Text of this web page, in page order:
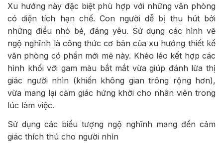
Xu hướng này đặc biệt phù hợp với những văn phòng
có diện tích hạn chế. Con người dễ bị thu hút bởi
những điều nhỏ bé, đáng yêu. Sử dụng các hình vẽ
ngộ nghĩnh là công thức cơ bản của xu hướng thiết kế
văn phòng có phần mới mẻ này. Khéo léo kết hợp các
hình khối với gam màu bắt mắt vừa giúp đánh lừa thị
giác người nhìn (khiến không gian trông rộng hơn),
vừa mang lại cảm giác hứng khởi cho nhân viên trong
lúc làm việc.
Sử dụng các biểu tượng ngộ nghĩnh mang đến cảm
giác thích thú cho người nhìn